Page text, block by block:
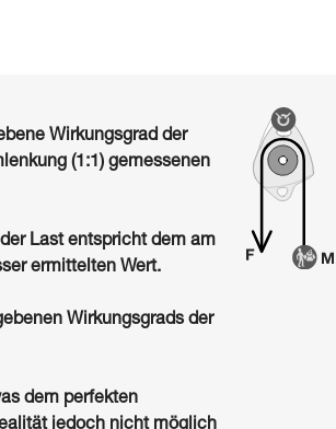
Wirkungsgrad der
(1:1) gemessenen
Last entspricht dem am
ermittelten Wert.
Wirkungsgrads der
dem perfekten